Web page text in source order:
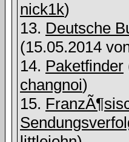
nick1k)
13. Deutsche
(15.05.2014
14. Paketfinder
changnoi)
15.